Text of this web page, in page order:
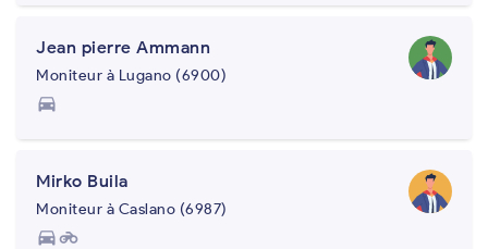
Jean pierre Ammann
Moniteur à Lugano (6900)
directions_car
Mirko Buila
Moniteur à Caslano (6987)
directions_carmotorcycle